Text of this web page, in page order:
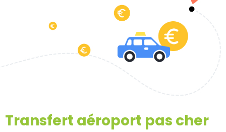
Transfert aéroport pas cher